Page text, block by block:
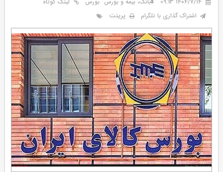
اشتراک گذاری با تلگرام
پرینت